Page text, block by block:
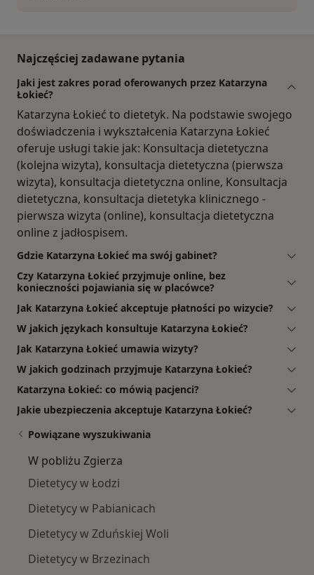
Najczęściej zadawane pytania
Jaki jest zakres porad oferowanych przez Katarzyna
Łokieć?
Katarzyna Łokieć to dietetyk. Na podstawie swojego
doświadczenia i wykształcenia Katarzyna Łokieć
oferuje usługi takie jak: Konsultacja dietetyczna
(kolejna wizyta), konsultacja dietetyczna (pierwsza
wizyta), konsultacja dietetyczna online, Konsultacja
dietetyczna, konsultacja dietetyka klinicznego -
pierwsza wizyta (online), konsultacja dietetyczna
online z jadłospisem.
Gdzie Katarzyna Łokieć ma swój gabinet?
Czy Katarzyna Łokieć przyjmuje online, bez
konieczności pojawiania się w placówce?
Jak Katarzyna Łokieć akceptuje płatności po wizycie?
W jakich językach konsultuje Katarzyna Łokieć?
Jak Katarzyna Łokieć umawia wizyty?
W jakich godzinach przyjmuje Katarzyna Łokieć?
Katarzyna Łokieć: co mówią pacjenci?
Jakie ubezpieczenia akceptuje Katarzyna Łokieć?
Powiązane wyszukiwania
W pobliżu Zgierza
Dietetycy w Łodzi
Dietetycy w Pabianicach
Dietetycy w Zduńskiej Woli
Dietetycy w Brzezinach